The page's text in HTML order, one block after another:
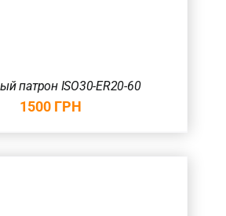
патрон ISO30-ER20-60
1500 ГРН